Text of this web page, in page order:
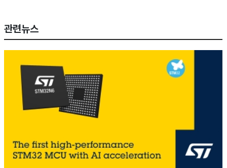
관련뉴스